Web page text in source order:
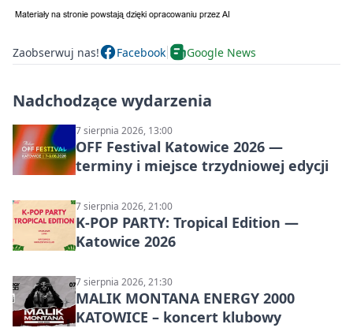
Zaobserwuj nas! Facebook Google News
Nadchodzące wydarzenia
7 sierpnia 2026, 13:00
OFF Festival Katowice 2026 —
terminy i miejsce trzydniowej edycji
7 sierpnia 2026, 21:00
K-POP PARTY: Tropical Edition —
Katowice 2026
7 sierpnia 2026, 21:30
MALIK MONTANA ENERGY 2000
KATOWICE – koncert klubowy